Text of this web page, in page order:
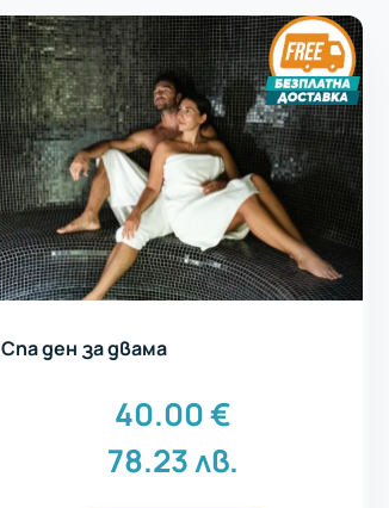
Спа ден за двама
40.00€
78.23лв.